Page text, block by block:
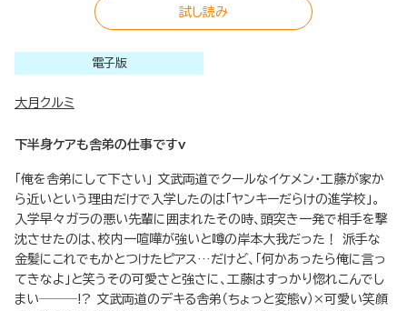
試し読み
電子版
大月クルミ
下半身ケアも舎弟の仕事ですv
「俺を舎弟にして下さい」 文武両道でクールなイケメン・工藤が家か
ら近いという理由だけで入学したのは「ヤンキーだらけの進学校」。
入学早々ガラの悪い先輩に囲まれたその時、頭突き一発で相手を撃
沈させたのは、校内一喧嘩が強いと噂の岸本大我だった！ 派手な
金髪にこれでもかとつけたピアス…だけど、「何かあったら俺に言っ
てきなよ」と笑うその可愛さと強さに、工藤はすっかり惚れこんでし
まい───!? 文武両道のデキる舎弟（ちょっと変態ｖ）×可愛い笑顔